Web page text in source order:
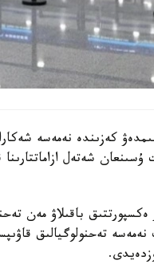
كەزىندە نەمەسە
شەتەل
باقىلاۋ مەن
تەحنولوگيالىق